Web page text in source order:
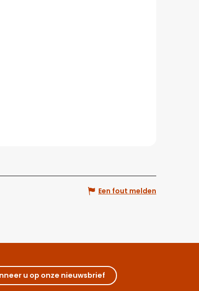
Een fout melden
u op onze nieuwsbrief